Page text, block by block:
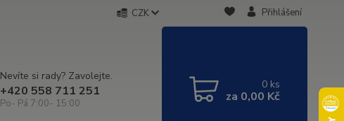
CZK Přihlášení
Nevíte si rady? Zavolejte.
+420 558 711 251
Po- Pá 7:00- 15:00
0 ks
za 0,00 Kč